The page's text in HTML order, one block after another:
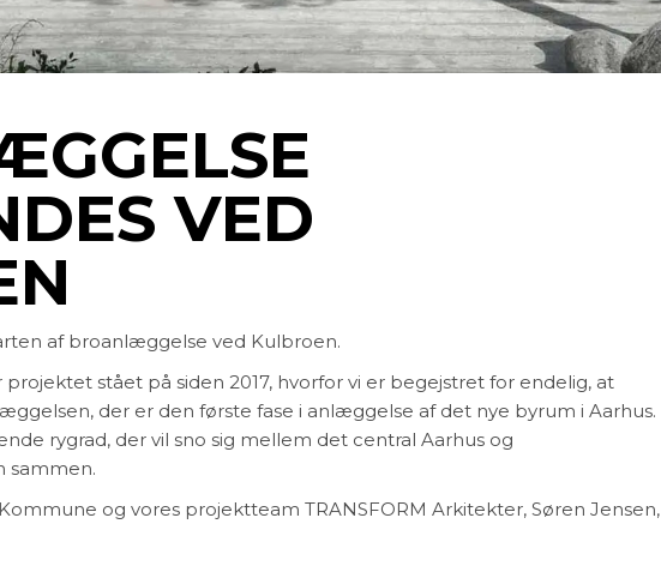
VED
af broanlæggelse ved Kulbroen.
stået på siden 2017, hvorfor vi er begejstret for endelig, at
der er den første fase i anlæggelse af det nye byrum i Aarhus.
rygrad, der vil sno sig mellem det central Aarhus og
sammen.
og vores projektteam TRANSFORM Arkitekter, Søren Jensen,